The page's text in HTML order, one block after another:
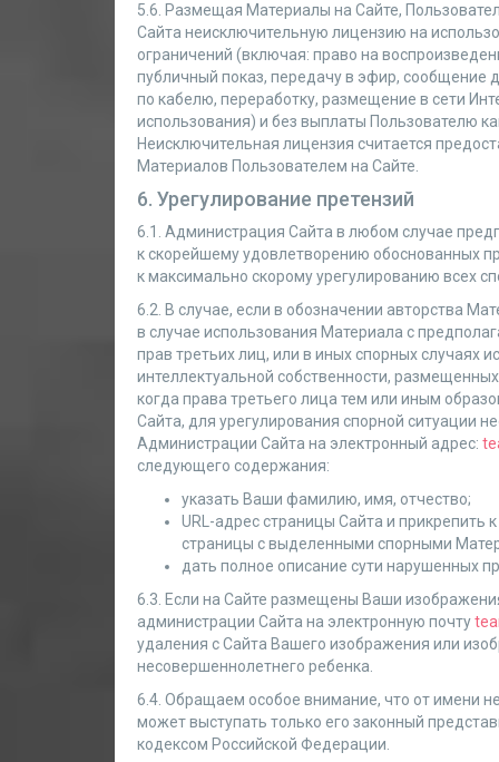
5.6. Размещая Материалы на Сайте,
Сайта неисключительную лицензию на
ограничений (включая: право на
публичный показ, передачу в эфир, сообщение
по кабелю, переработку, размещение в сети
использования) и без выплаты Пользователю
Неисключительная лицензия считается
Материалов Пользователем на Сайте.
6. Урегулирование претензий
6.1. Администрация Сайта в любом случае
к скорейшему удовлетворению обоснованных
к максимально скорому урегулированию всех
6.2. В случае, если в обозначении авторства
в случае использования Материала с
прав третьих лиц, или в иных спорных случаях
интеллектуальной собственности,
когда права третьего лица тем или иным
Сайта, для урегулирования спорной ситуации
Администрации Сайта на электронный адрес:
следующего содержания:
указать Ваши фамилию, имя, отчество;
URL-адрес страницы Сайта и прикрепить
страницы с выделенными спорными
дать полное описание сути нарушенных
6.3. Если на Сайте размещены Ваши
администрации Сайта на электронную почту
удаления с Сайта Вашего изображения или
несовершеннолетнего ребенка.
6.4. Обращаем особое внимание, что от имени
может выступать только его законный
кодексом Российской Федерации.